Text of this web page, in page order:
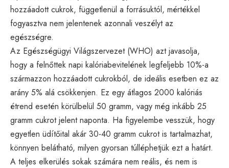
hozzáadott cukrok, függetlenül a forrásuktól, mértékkel
fogyasztva nem jelentenek azonnali veszélyt az
egészségre.
Az Egészségügyi Világszervezet (WHO) azt javasolja,
hogy a felnőttek napi kalóriabevitelének legfeljebb 10%-a
származzon hozzáadott cukrokból, de ideális esetben ez az
arány 5% alá csökkenjen. Ez egy átlagos 2000 kalóriás
étrend esetén körülbelül 50 gramm, vagy még inkább 25
gramm cukrot jelent naponta. Ha figyelembe vesszük, hogy
egyetlen üdítőital akár 30-40 gramm cukrot is tartalmazhat,
könnyen belátható, milyen gyorsan túlléphetjük ezt a határt.
A teljes elkerülés sokak számára nem reális, és nem is